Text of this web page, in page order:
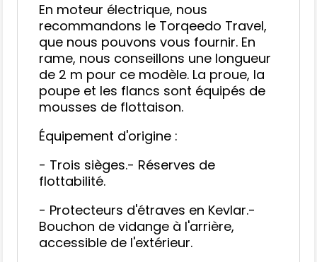
En moteur électrique, nous
recommandons le Torqeedo Travel,
que nous pouvons vous fournir. En
rame, nous conseillons une longueur
de 2 m pour ce modèle. La proue, la
poupe et les flancs sont équipés de
mousses de flottaison.
Équipement d'origine :
- Trois sièges.- Réserves de
flottabilité.
- Protecteurs d'étraves en Kevlar.-
Bouchon de vidange à l'arrière,
accessible de l'extérieur.